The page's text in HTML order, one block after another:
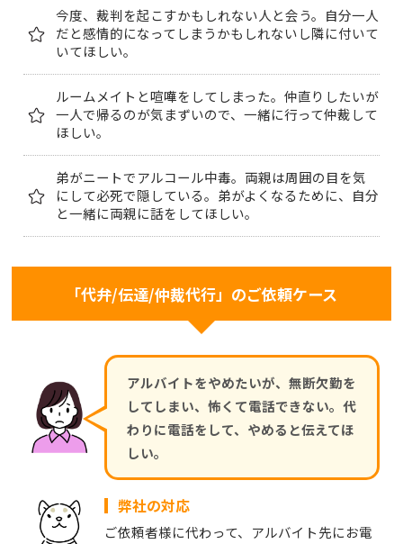
今度、裁判を起こすかもしれない人と会う。自分一人
だと感情的になってしまうかもしれないし隣に付いて
いてほしい。
ルームメイトと喧嘩をしてしまった。仲直りしたいが
一人で帰るのが気まずいので、一緒に行って仲裁して
ほしい。
弟がニートでアルコール中毒。両親は周囲の目を気
にして必死で隠している。弟がよくなるために、自分
と一緒に両親に話をしてほしい。
「代弁/伝達/仲裁代行」のご依頼ケース
アルバイトをやめたいが、無断欠勤を
してしまい、怖くて電話できない。代
わりに電話をして、やめると伝えてほ
しい。
弊社の対応
ご依頼者様に代わって、アルバイト先にお電